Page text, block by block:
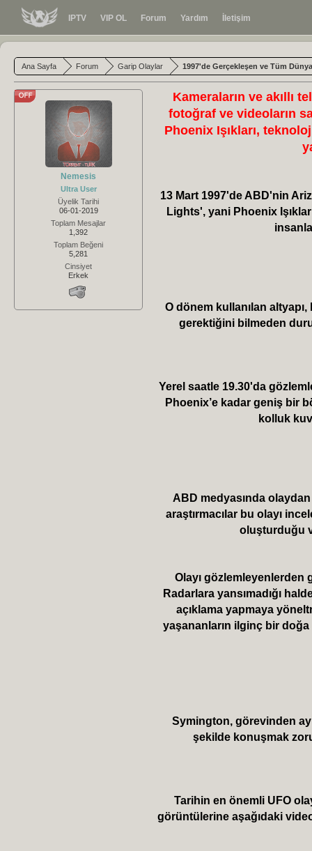
IPTV VIP OL Forum Yardım İletişim
Ana Sayfa Forum Garip Olaylar 1997'de Gerçekleşen ve Tüm
Nemesis
Ultra User
Üyelik Tarihi
06-01-2019
Toplam Mesajlar
1,392
Toplam Beğeni
5,281
Cinsiyet
Erkek
Kameraların ve akıllı
fotoğraf ve videoların
Phoenix Işıkları,
13 Mart 1997'de ABD'nin
Lights', yani Phoenix
O dönem kullanılan
gerektiğini bilmeden
Yerel saatle 19.30'da
Phoenix’e kadar geniş bir
kolluk
ABD medyasında
araştırmacılar bu olayı
oluşturduğu
Olayı gözlemleyenlerden
Radarlara yansımadığı
açıklama yapmaya
yaşananların ilginç bir doğa
Symington, görevinden
şekilde konuşmak
Tarihin en önemli UFO
görüntülerine aşağıdaki